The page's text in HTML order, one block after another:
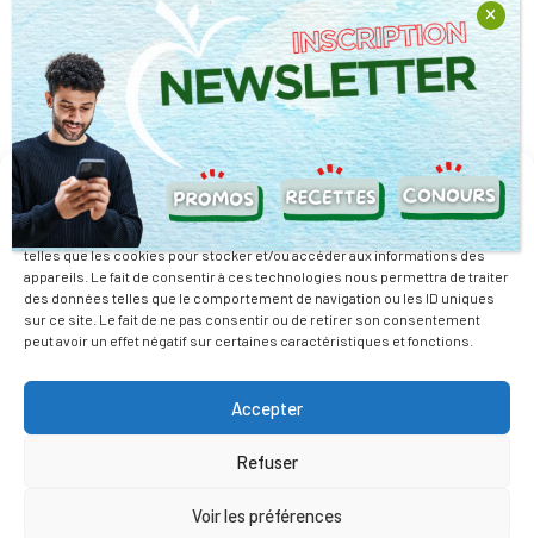
Gérer le consentement
Pour offrir les meilleures expériences, nous utilisons des technologies
telles que les cookies pour stocker et/ou accéder aux informations des
appareils. Le fait de consentir à ces technologies nous permettra de traiter
des données telles que le comportement de navigation ou les ID uniques
sur ce site. Le fait de ne pas consentir ou de retirer son consentement
peut avoir un effet négatif sur certaines caractéristiques et fonctions.
Accepter
Refuser
Voir les préférences
Retrouvez nous sur nos réseaux sociaux
Nous travaillons avec la passion de relever des défis pour vous
offrir la possibilité de mieux manger tout en dépensant moins.
En savoir plus
Mentions Légales
Actualité
Promotions
Notre Entreprise